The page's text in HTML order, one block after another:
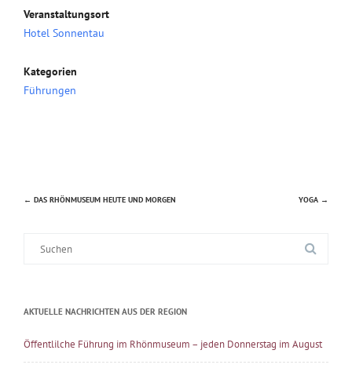
Veranstaltungsort
Hotel Sonnentau
Kategorien
Führungen
Beitragsnavigation
← DAS RHÖNMUSEUM HEUTE UND MORGEN YOGA →
AKTUELLE NACHRICHTEN AUS DER REGION
Öffentlilche Führung im Rhönmuseum – jeden Donnerstag im August